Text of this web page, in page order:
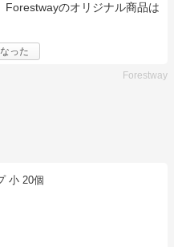
Forestwayのオリジナル商品は
った
Forestway
小 20個